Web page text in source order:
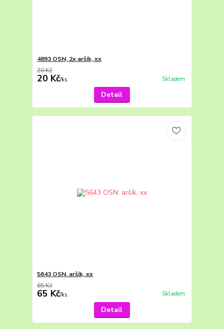
4893 OSN, 2x aršík, xx
20 Kč
20 Kč/ks Skladem
Detail
5643 OSN. aršík, xx
65 Kč
65 Kč/ks Skladem
Detail